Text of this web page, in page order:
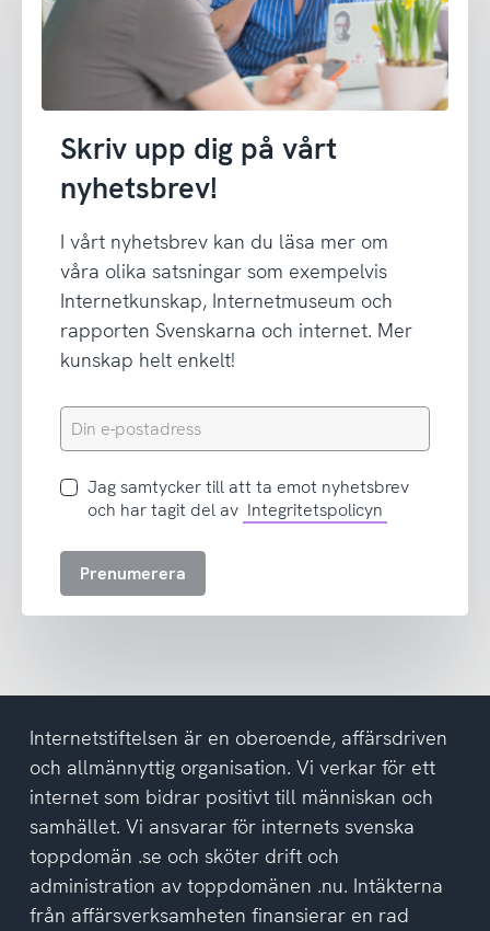
Skriv upp dig på vårt
nyhetsbrev!
I vårt nyhetsbrev kan du läsa mer om
våra olika satsningar som exempelvis
Internetkunskap, Internetmuseum och
rapporten Svenskarna och internet. Mer
kunskap helt enkelt!
Din
e-
Jag
samtycker
att
del
av
integritetspolicyn
Jag samtycker till att ta emot nyhetsbrev
och har tagit del av Integritetspolicyn
Prenumerera
Internetstiftelsen är en oberoende, affärsdriven
och allmännyttig organisation. Vi verkar för ett
internet som bidrar positivt till människan och
samhället. Vi ansvarar för internets svenska
toppdomän .se och sköter drift och
administration av toppdomänen .nu. Intäkterna
från affärsverksamheten finansierar en rad